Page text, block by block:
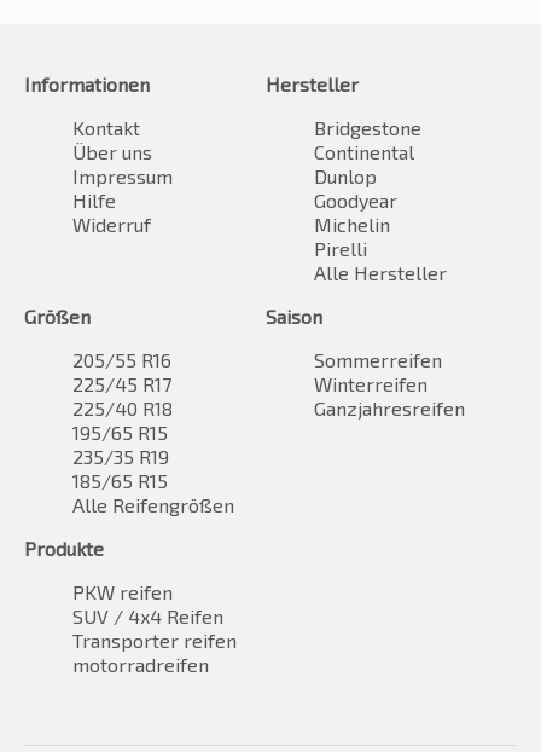
Informationen
Kontakt
Über uns
Impressum
Hilfe
Widerruf
Hersteller
Bridgestone
Continental
Dunlop
Goodyear
Michelin
Pirelli
Alle Hersteller
Größen
205/55 R16
225/45 R17
225/40 R18
195/65 R15
235/35 R19
185/65 R15
Alle Reifengrößen
Saison
Sommerreifen
Winterreifen
Ganzjahresreifen
Produkte
PKW reifen
SUV / 4x4 Reifen
Transporter reifen
motorradreifen